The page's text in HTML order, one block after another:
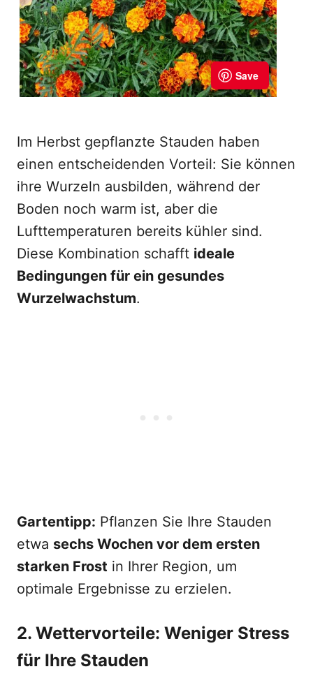
Im Herbst gepflanzte Stauden haben
einen entscheidenden Vorteil: Sie können
ihre Wurzeln ausbilden, während der
Boden noch warm ist, aber die
Lufttemperaturen bereits kühler sind.
Diese Kombination schafft ideale
Bedingungen für ein gesundes
Wurzelwachstum.
Gartentipp: Pflanzen Sie Ihre Stauden
etwa sechs Wochen vor dem ersten
starken Frost in Ihrer Region, um
optimale Ergebnisse zu erzielen.
2. Wettervorteile: Weniger Stress
für Ihre Stauden